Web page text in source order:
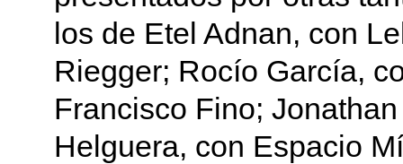
los de Etel Adnan, con
Riegger; Rocío García,
Francisco Fino;
Helguera, con Espacio